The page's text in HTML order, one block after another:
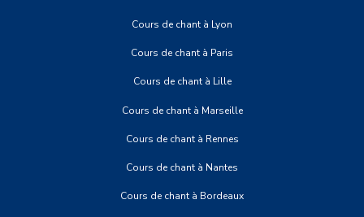
Cours de chant à Lyon
Cours de chant à Paris
Cours de chant à Lille
Cours de chant à Marseille
Cours de chant à Rennes
Cours de chant à Nantes
Cours de chant à Bordeaux